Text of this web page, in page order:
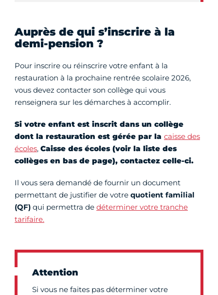
Auprès de qui s’inscrire à la
demi-pension ?
Pour inscrire ou réinscrire votre enfant à la
restauration à la prochaine rentrée scolaire 2026,
vous devez contacter son collège qui vous
renseignera sur les démarches à accomplir.
Si votre enfant est inscrit dans un collège
dont la restauration est gérée par la caisse des
écoles, Caisse des écoles (voir la liste des
collèges en bas de page), contactez celle-ci.
Il vous sera demandé de fournir un document
permettant de justifier de votre quotient familial
(QF) qui permettra de déterminer votre tranche
tarifaire.
Attention
Si vous ne faites pas déterminer votre